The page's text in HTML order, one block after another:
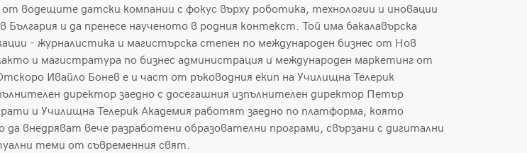
водещите датски компании с фокус върху роботика, технологии и иновации
България и да пренесе наученото в родния контекст. Той има бакалавърска
- журналистика и магистърска степен по международен бизнес от Нов
и магистратура по бизнес администрация и международен маркетинг от
Ивайло Бонев е и част от ръководния екип на Училищна Телерик
директор заедно с досегашния изпълнителен директор Петър
и Училищна Телерик Академия работят заедно по платформа, която
да внедряват вече разработени образователни програми, свързани с дигитални
теми от съвременния свят.